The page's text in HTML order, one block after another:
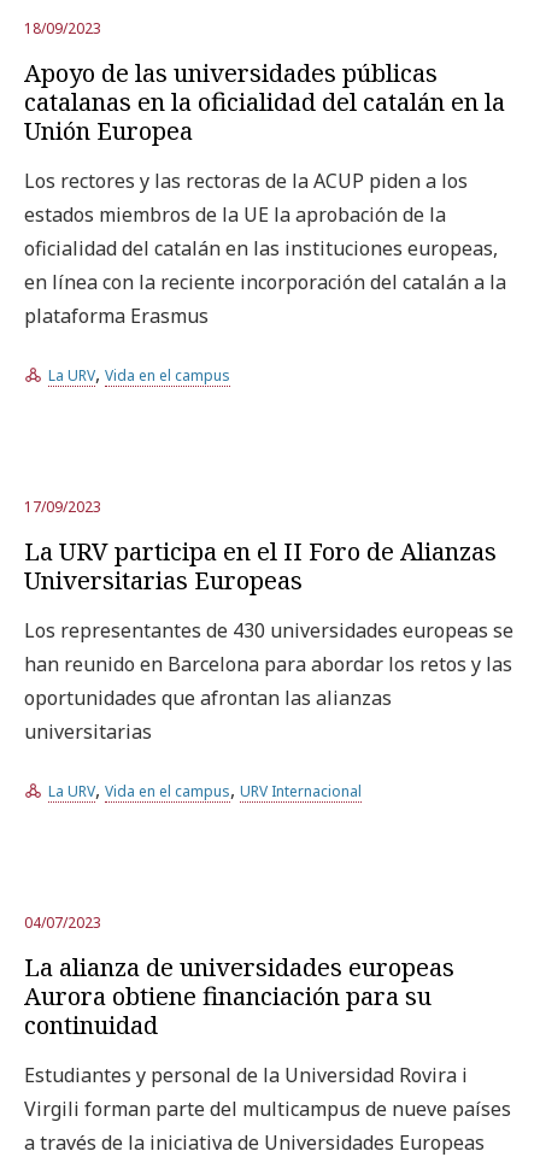
18/09/2023
Apoyo de las universidades públicas
catalanas en la oficialidad del catalán en la
Unión Europea
Los rectores y las rectoras de la ACUP piden a los
estados miembros de la UE la aprobación de la
oficialidad del catalán en las instituciones europeas,
en línea con la reciente incorporación del catalán a la
plataforma Erasmus
La URV, Vida en el campus
17/09/2023
La URV participa en el II Foro de Alianzas
Universitarias Europeas
Los representantes de 430 universidades europeas se
han reunido en Barcelona para abordar los retos y las
oportunidades que afrontan las alianzas
universitarias
La URV, Vida en el campus, URV Internacional
04/07/2023
La alianza de universidades europeas
Aurora obtiene financiación para su
continuidad
Estudiantes y personal de la Universidad Rovira i
Virgili forman parte del multicampus de nueve países
a través de la iniciativa de Universidades Europeas